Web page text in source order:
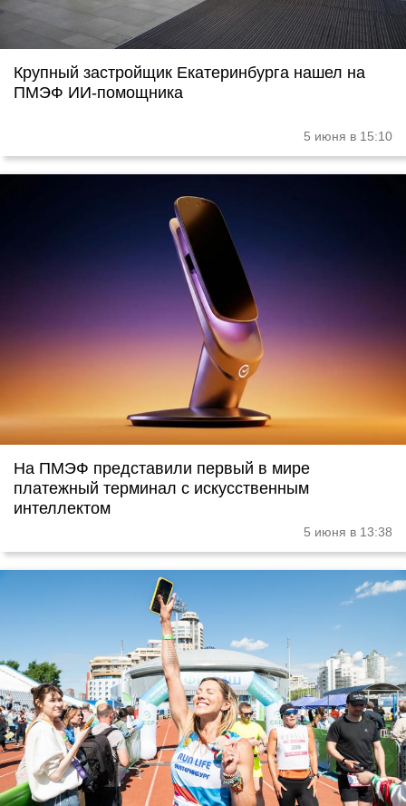
Крупный застройщик Екатеринбурга нашел на
ПМЭФ ИИ-помощника
5 июня в 15:10
На ПМЭФ представили первый в мире
платежный терминал с искусственным
интеллектом
5 июня в 13:38